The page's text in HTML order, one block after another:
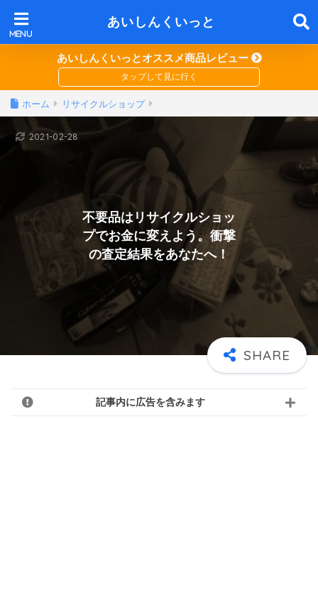
あいしんくいっと
あいしんくいっとオススメ商品レビュー
ホーム リサイクルショップ
不要品はリサイクルショッ
プでお金に変えよう。衝撃
の査定結果をあなたへ！
2021-02-28
記事内に広告を含みます